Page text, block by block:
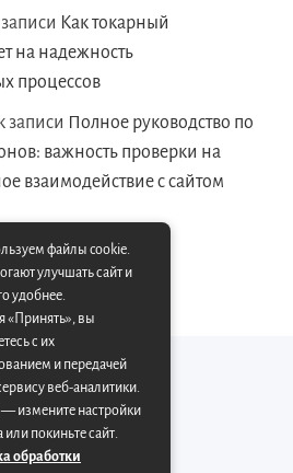
Как токарный
на надежность
процессов
записи Полное руководство по
важность проверки на
взаимодействие с сайтом
файлы cookie.
улучшать сайт и
удобнее.
«Принять», вы
с их
и передачей
веб-аналитики.
— измените настройки
или покиньте сайт.
обработки